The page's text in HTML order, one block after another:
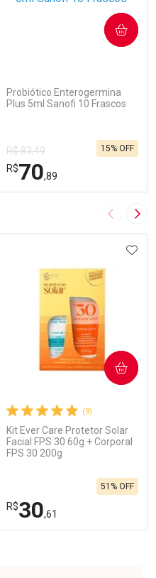
Probiótico Enterogermina
Plus 5ml Sanofi 10 Frascos
R$ 83,49
R$70,89
15% OFF
COMPRAR
Ativar Desconto
Comprar sem Desconto
Imagem
AOS FAVORITOS
(9)
Kit Ever Care Protetor Solar
Facial FPS 30 60g + Corporal
FPS 30 200g
R$30,61
51% OFF
COMPRAR